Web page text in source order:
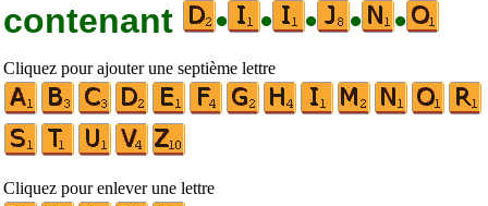
contenant
• • • • •
Cliquez pour ajouter une septième lettre
Cliquez pour enlever une lettre